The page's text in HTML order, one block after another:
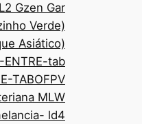
Gzen Gar
Verde)
Asiático)
ENTRE-tab
TABOFPV
MLW
ld4